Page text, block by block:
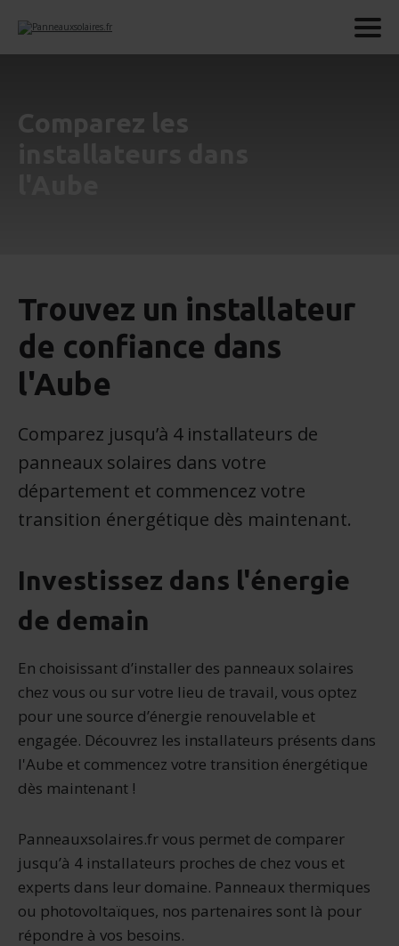
Comparez les
Trouvez un installateur
de confiance dans
l'Aube
Comparez jusqu’à 4 installateurs de
panneaux solaires dans votre
département et commencez votre
transition énergétique dès maintenant.
Investissez dans l'énergie
de demain
En choisissant d’installer des panneaux solaires
chez vous ou sur votre lieu de travail, vous optez
pour une source d’énergie renouvelable et
engagée. Découvrez les installateurs présents dans
l'Aube et commencez votre transition énergétique
dès maintenant !
Panneauxsolaires.fr vous permet de comparer
jusqu’à 4 installateurs proches de chez vous et
experts dans leur domaine. Panneaux thermiques
ou photovoltaïques, nos partenaires sont là pour
répondre à vos besoins.